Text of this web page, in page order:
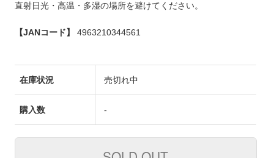
直射日光・高温・多湿の場所を避けてください。
【JANコード】 4963210344561
在庫状況 売切れ中
購入数 -